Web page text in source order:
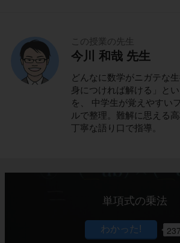
この授業の先生
今川 和哉 先生
どんなに数学がニガテな
身につければ解ける」と
を、 中学生が覚えやすい
ルで整理。難解に思える
丁寧な語り口で指導。
単項式の乗法
237